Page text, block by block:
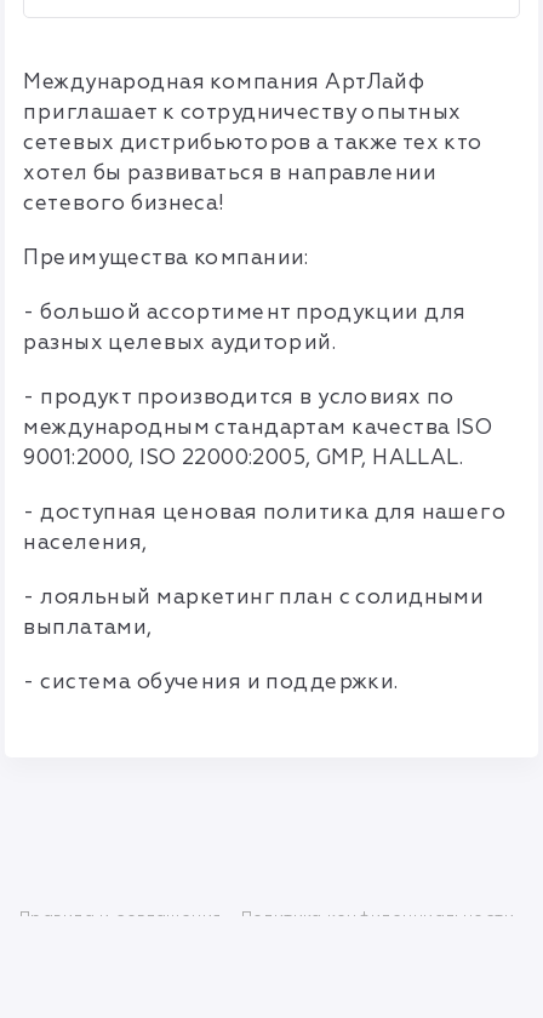
Международная компания АртЛайф
приглашает к сотрудничеству опытных
сетевых дистрибьюторов а также тех кто
хотел бы развиваться в направлении
сетевого бизнеса!
Преимущества компании:
- большой ассортимент продукции для
разных целевых аудиторий.
- продукт производится в условиях по
международным стандартам качества ISO
9001:2000, ISO 22000:2005, GMP, HALLAL.
- доступная ценовая политика для нашего
населения,
- лояльный маркетинг план с солидными
выплатами,
- система обучения и поддержки.
Правила и соглашения Политика конфиденциальности